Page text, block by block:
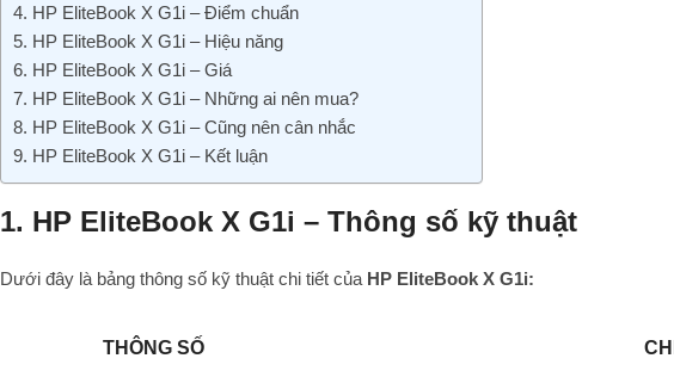
4. HP EliteBook X G1i – Điểm chuẩn
5. HP EliteBook X G1i – Hiệu năng
6. HP EliteBook X G1i – Giá
7. HP EliteBook X G1i – Những ai nên mua?
8. HP EliteBook X G1i – Cũng nên cân nhắc
9. HP EliteBook X G1i – Kết luận
1. HP EliteBook X G1i – Thông số kỹ thuật
Dưới đây là bảng thông số kỹ thuật chi tiết của HP EliteBook X G1i:
THÔNG SỐ